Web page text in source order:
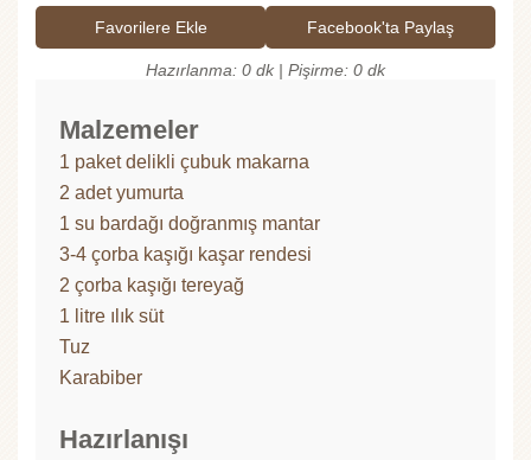
Favorilere Ekle Facebook'ta Paylaş
Hazırlanma: 0 dk | Pişirme: 0 dk
Malzemeler
1 paket delikli çubuk makarna
2 adet yumurta
1 su bardağı doğranmış mantar
3-4 çorba kaşığı kaşar rendesi
2 çorba kaşığı tereyağ
1 litre ılık süt
Tuz
Karabiber
Hazırlanışı